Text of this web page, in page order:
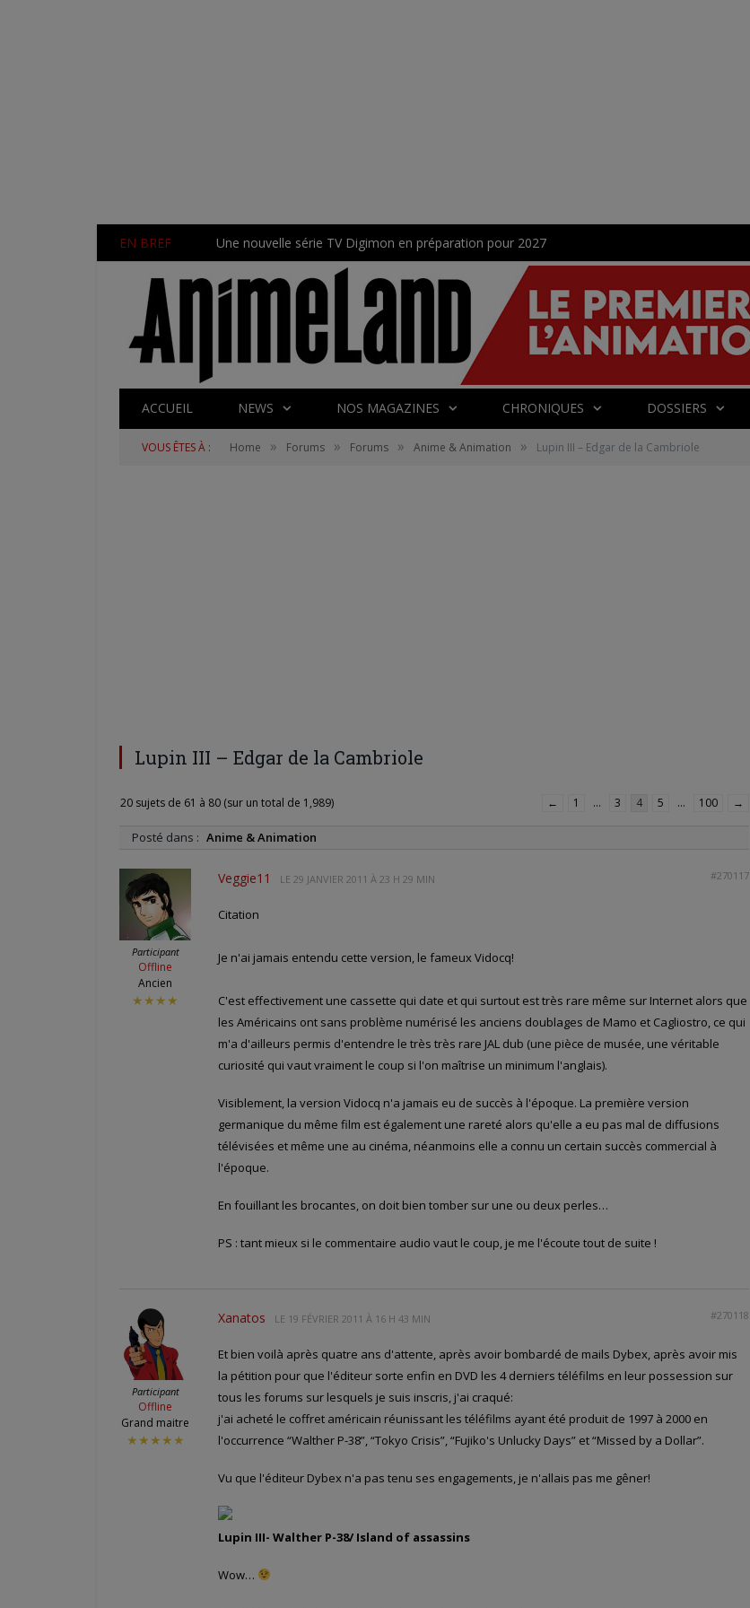
EN BREF Une nouvelle série TV Digimon en préparation pour 2027
ACCUEIL NEWS NOS MAGAZINES CHRONIQUES DOSSIERS
VOUS ÊTES À : Home » Forums » Forums » Anime & Animation » Lupin III – Edgar de la Cambriole
Lupin III – Edgar de la Cambriole
20 sujets de 61 à 80 (sur un total de 1,989) ← 1 … 3 4 5 … 100 →
Posté dans : Anime & Animation
Participant
Offline
Ancien
★★★★
Veggie11 LE 29 JANVIER 2011 À 23 H 29 MIN #270117
Citation
Je n'ai jamais entendu cette version, le fameux Vidocq!
C'est effectivement une cassette qui date et qui surtout est très rare même sur Internet alors que
les Américains ont sans problème numérisé les anciens doublages de Mamo et Cagliostro, ce qui
m'a d'ailleurs permis d'entendre le très très rare JAL dub (une pièce de musée, une véritable
curiosité qui vaut vraiment le coup si l'on maîtrise un minimum l'anglais).
Visiblement, la version Vidocq n'a jamais eu de succès à l'époque. La première version
germanique du même film est également une rareté alors qu'elle a eu pas mal de diffusions
télévisées et même une au cinéma, néanmoins elle a connu un certain succès commercial à
l'époque.
En fouillant les brocantes, on doit bien tomber sur une ou deux perles…
PS : tant mieux si le commentaire audio vaut le coup, je me l'écoute tout de suite !
Participant
Offline
Grand maitre
★★★★★
Xanatos LE 19 FÉVRIER 2011 À 16 H 43 MIN #270118
Et bien voilà après quatre ans d'attente, après avoir bombardé de mails Dybex, après avoir mis
la pétition pour que l'éditeur sorte enfin en DVD les 4 derniers téléfilms en leur possession sur
tous les forums sur lesquels je suis inscris, j'ai craqué:
j'ai acheté le coffret américain réunissant les téléfilms ayant été produit de 1997 à 2000 en
l'occurrence “Walther P-38”, “Tokyo Crisis”, “Fujiko's Unlucky Days” et “Missed by a Dollar”.
Vu que l'éditeur Dybex n'a pas tenu ses engagements, je n'allais pas me gêner!
Lupin III- Walther P-38/ Island of assassins
Wow…